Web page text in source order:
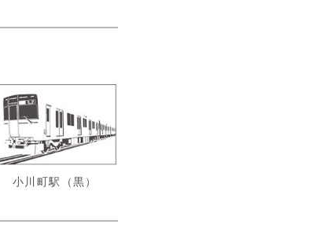
小川町駅（黒）